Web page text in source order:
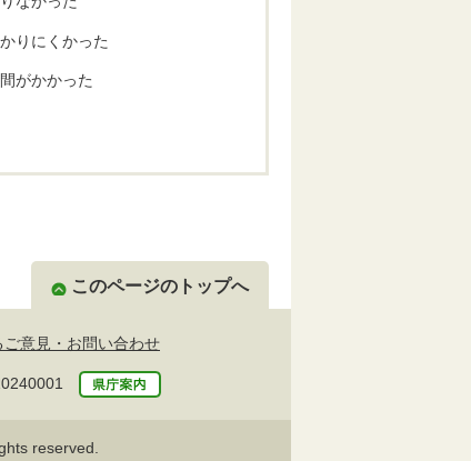
りにくかった
がかかった
このページのトップへ
意見・お問い合わせ
reserved.